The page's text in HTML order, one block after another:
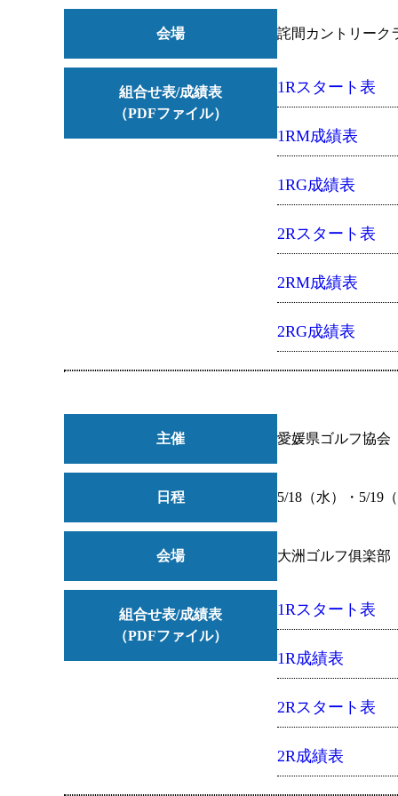
会場 詫間カントリーク
組合せ表/成績表
（PDFファイル）
1Rスタート表
1RM成績表
1RG成績表
2Rスタート表
2RM成績表
2RG成績表
主催 愛媛県ゴルフ協会
日程 5/18（水）・5/19
会場 大洲ゴルフ俱楽部
組合せ表/成績表
（PDFファイル）
1Rスタート表
1R成績表
2Rスタート表
2R成績表